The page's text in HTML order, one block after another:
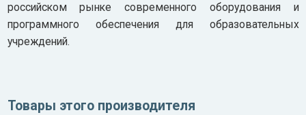
российском рынке современного оборудования и
программного обеспечения для образовательных
учреждений.
Товары этого производителя